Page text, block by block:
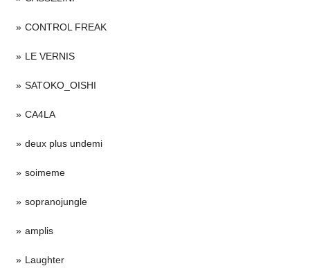
CONTROL FREAK
LE VERNIS
SATOKO_OISHI
CA4LA
deux plus undemi
soimeme
sopranojungle
amplis
Laughter